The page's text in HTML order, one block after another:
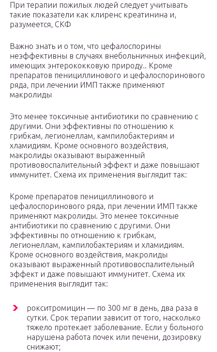
При терапии пожилых людей следует учитывать
такие показатели как клиренс креатинина и,
разумеется, СКФ
Важно знать и о том, что цефалоспорины
неэффективны в случаях внебольничных инфекций,
имеющих энтерококковую природу.. Кроме
препаратов пенициллинового и цефалоспоринового
ряда, при лечении ИМП также применяют
макролиды
Это менее токсичные антибиотики по сравнению с
другими. Они эффективны по отношению к
грибкам, легионеллам, кампилобактериям и
хламидиям. Кроме основного воздействия,
макролиды оказывают выраженный
противовоспалительный эффект и даже повышают
иммунитет. Схема их применения выглядит так:
Кроме препаратов пенициллинового и
цефалоспоринового ряда, при лечении ИМП также
применяют макролиды. Это менее токсичные
антибиотики по сравнению с другими. Они
эффективны по отношению к грибкам,
легионеллам, кампилобактериям и хламидиям.
Кроме основного воздействия, макролиды
оказывают выраженный противовоспалительный
эффект и даже повышают иммунитет. Схема их
применения выглядит так:
рокситромицин — по 300 мг в день, два раза в
сутки. Срок терапии зависит от того, насколько
тяжело протекает заболевание. Если у больного
нарушена работа почек или печени, дозировку
снижают;